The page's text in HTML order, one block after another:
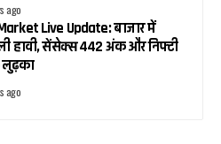
ago
Live Update: बाजार में
हावी, सेंसेक्स 442 अंक और निफ्टी
ago